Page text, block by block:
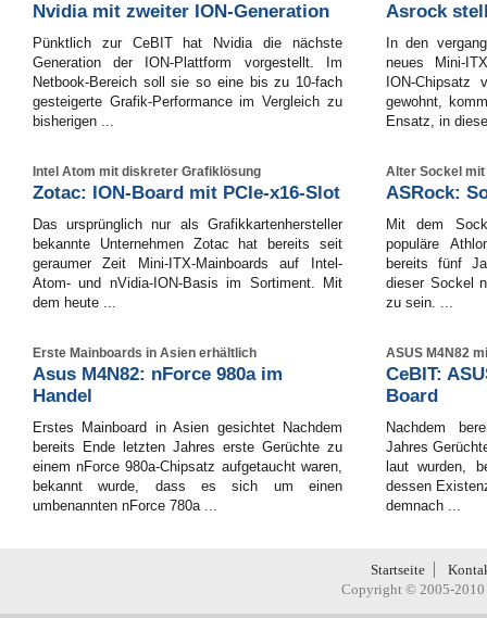
Nvidia mit zweiter ION-Generation
Pünktlich zur CeBIT hat Nvidia die nächste
Generation der ION-Plattform vorgestellt. Im
Netbook-Bereich soll sie so eine bis zu 10-fach
gesteigerte Grafik-Performance im Vergleich zu
bisherigen ...
Asrock
In den
neues Mini-
ION-Chipsatz
gewohnt,
Ensatz, in
Intel Atom mit diskreter Grafiklösung
Zotac: ION-Board mit PCIe-x16-Slot
Das ursprünglich nur als Grafikkartenhersteller
bekannte Unternehmen Zotac hat bereits seit
geraumer Zeit Mini-ITX-Mainboards auf Intel-
Atom- und nVidia-ION-Basis im Sortiment. Mit
dem heute ...
Alter Sockel
ASRock:
Mit dem
populäre
bereits fünf
dieser Sockel
zu sein. ...
Erste Mainboards in Asien erhältlich
Asus M4N82: nForce 980a im
Handel
Erstes Mainboard in Asien gesichtet Nachdem
bereits Ende letzten Jahres erste Gerüchte zu
einem nForce 980a-Chipsatz aufgetaucht waren,
bekannt wurde, dass es sich um einen
umbenannten nForce 780a ...
ASUS M4N82
CeBIT:
Board
Nachdem
Jahres
laut wurden,
dessen
demnach ...
Startseite
Copyright © 2005-2010